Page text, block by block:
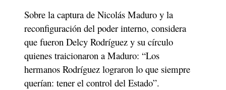
Sobre la captura de Nicolás Maduro y la
reconfiguración del poder interno, considera
que fueron Delcy Rodríguez y su círculo
quienes traicionaron a Maduro: “Los
hermanos Rodríguez lograron lo que siempre
querían: tener el control del Estado”.